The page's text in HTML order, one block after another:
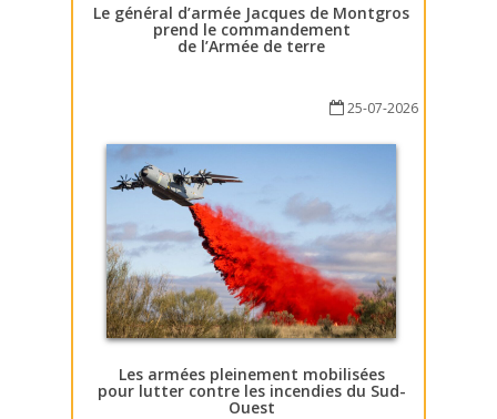
Le général d’armée Jacques de Montgros
prend le commandement
de l’Armée de terre
25-07-2026
Les armées pleinement mobilisées
pour lutter contre les incendies du Sud-
Ouest